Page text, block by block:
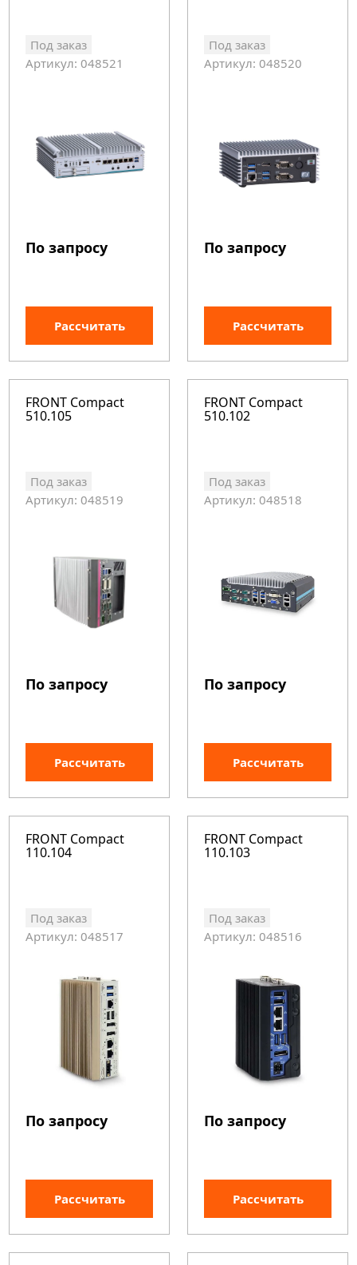
Под заказ
Артикул: 048521
По запросу
Рассчитать
Под заказ
Артикул: 048520
По запросу
Рассчитать
FRONT Compact
510.105
Под заказ
Артикул: 048519
По запросу
Рассчитать
FRONT Compact
510.102
Под заказ
Артикул: 048518
По запросу
Рассчитать
FRONT Compact
110.104
Под заказ
Артикул: 048517
По запросу
Рассчитать
FRONT Compact
110.103
Под заказ
Артикул: 048516
По запросу
Рассчитать